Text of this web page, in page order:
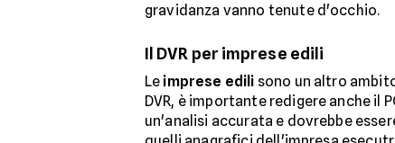
gravidanza vanno tenute d'occhio.
Il DVR per imprese edili
Le imprese edili sono un altro
DVR, è importante redigere anche il
un'analisi accurata e dovrebbe